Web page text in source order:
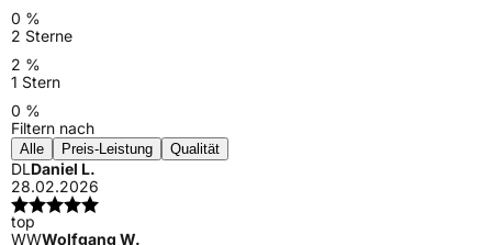
0 %
2 Sterne
2 %
1 Stern
0 %
Filtern nach
Alle Preis-Leistung Qualität
DLDaniel L.
28.02.2026
top
WWWolfgang W.